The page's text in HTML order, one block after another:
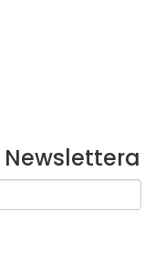
Newslettera